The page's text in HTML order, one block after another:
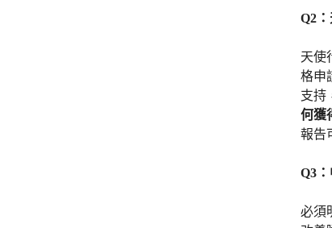
Q2
天使
格申
支持
何獲
報告
Q3
必須